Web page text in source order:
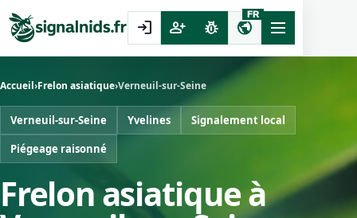
login person_add pest_control public
FR
Accueil›Frelon asiatique›Verneuil-sur-Seine
Verneuil-sur-Seine Yvelines
Signalement local
Piégeage raisonné
Frelon asiatique à